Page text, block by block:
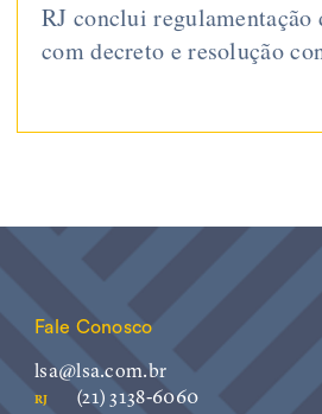
RJ conclui regulamentação
com decreto e resolução
Fale Conosco
lsa@lsa.com.br
RJ (21) 3138-6060